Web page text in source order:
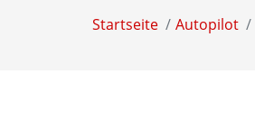
Startseite Autopilot